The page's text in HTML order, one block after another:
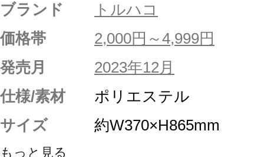
ブランド
トルハコ
価格帯
2,000円～4,999円
発売月
2023年12月
仕様/素材
ポリエステル
サイズ
約W370×H865mm
もっと見る